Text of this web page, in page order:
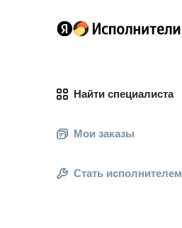
Найти специалиста
Мои заказы
Стать исполнителем